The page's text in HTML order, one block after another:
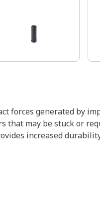
forces generated by
that may be stuck or
increased